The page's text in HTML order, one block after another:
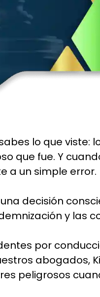
lo que viste:
que fue. Y
a un simple error.
decisión
y las
por
abogados,
peligrosos